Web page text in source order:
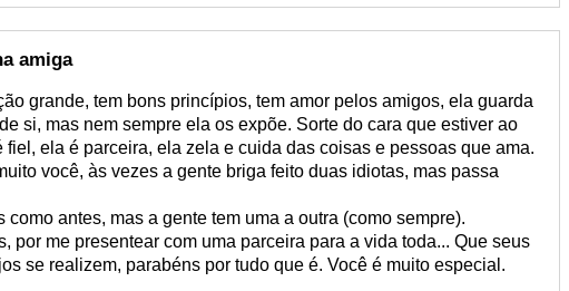
amiga
grande, tem bons princípios, tem amor pelos amigos, ela guarda
si, mas nem sempre ela os expõe. Sorte do cara que estiver ao
fiel, ela é parceira, ela zela e cuida das coisas e pessoas que ama.
você, às vezes a gente briga feito duas idiotas, mas passa
como antes, mas a gente tem uma a outra (como sempre).
por me presentear com uma parceira para a vida toda... Que seus
se realizem, parabéns por tudo que é. Você é muito especial.